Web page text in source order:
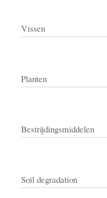
Vissen
Planten
Bestrijdingsmiddelen
Soil degradation